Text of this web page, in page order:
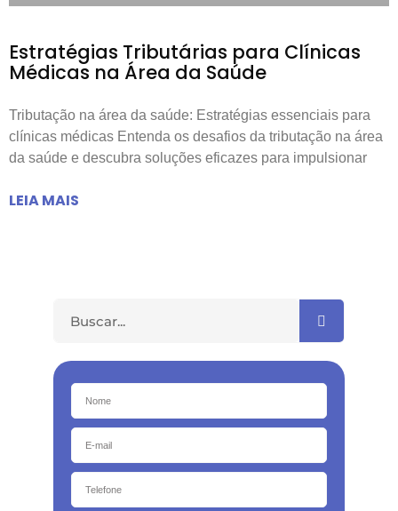
Estratégias Tributárias para Clínicas
Médicas na Área da Saúde
Tributação na área da saúde: Estratégias essenciais para
clínicas médicas Entenda os desafios da tributação na área
da saúde e descubra soluções eficazes para impulsionar
LEIA MAIS